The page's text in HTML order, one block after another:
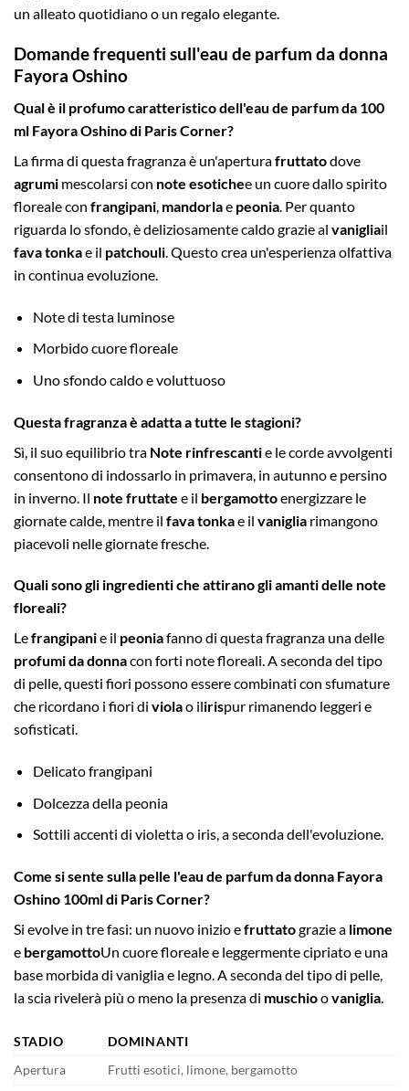
un alleato quotidiano o un regalo elegante.
Domande frequenti sull'eau de parfum da donna
Fayora Oshino
Qual è il profumo caratteristico dell'eau de parfum da 100
ml Fayora Oshino di Paris Corner?
La firma di questa fragranza è un'aperturafruttatodove
agrumi mescolarsi con note esotichee un cuore dallo spirito
floreale con frangipani, mandorlae peonia. Per quanto
riguarda lo sfondo, è deliziosamente caldo grazie al vanigliail
fava tonkae il patchouli. Questo crea un'esperienza olfattiva
in continua evoluzione.
Note di testa luminose
Morbido cuore floreale
Uno sfondo caldo e voluttuoso
Questa fragranza è adatta a tutte le stagioni?
Sì, il suo equilibrio tra Note rinfrescantie le corde avvolgenti
consentono di indossarlo in primavera, in autunno e persino
in inverno. Il note fruttate e il bergamottoenergizzare le
giornate calde, mentre il fava tonkae il vaniglia rimangono
piacevoli nelle giornate fresche.
Quali sono gli ingredienti che attirano gli amanti delle note
floreali?
Lefrangipanie il peoniafanno di questa fragranza una delle
profumi da donnacon forti note floreali. A seconda del tipo
di pelle, questi fiori possono essere combinati con sfumature
che ricordano i fiori di violao ilirispur rimanendo leggeri e
sofisticati.
Delicato frangipani
Dolcezza della peonia
Sottili accenti di violetta o iris, a seconda dell'evoluzione.
Come si sente sulla pelle l'eau de parfum da donna Fayora
Oshino 100ml di Paris Corner?
Si evolve in tre fasi: un nuovo inizio efruttatograzie a limone
e bergamottoUn cuore floreale e leggermente cipriato e una
base morbida di vaniglia e legno. A seconda del tipo di pelle,
la scia rivelerà più o meno la presenza di muschioovaniglia.
STADIO
DOMINANTI
Apertura
Frutti esotici, limone, bergamotto